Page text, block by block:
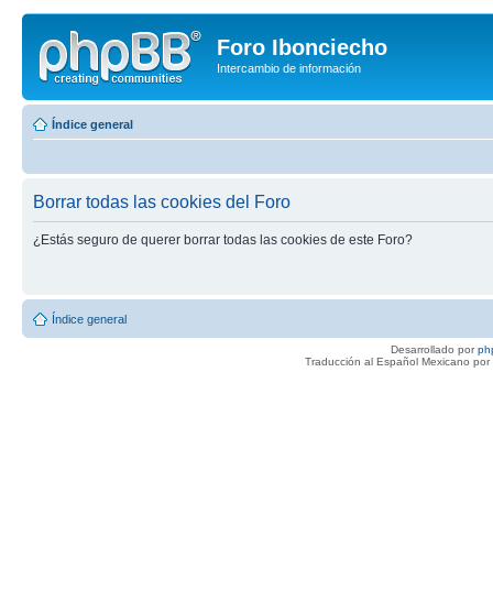
Foro Ibonciecho
Intercambio de información
Índice general
Borrar todas las cookies del Foro
¿Estás seguro de querer borrar todas las cookies de este Foro?
Índice general
Desarrollado por
Traducción al Español Mexicano por